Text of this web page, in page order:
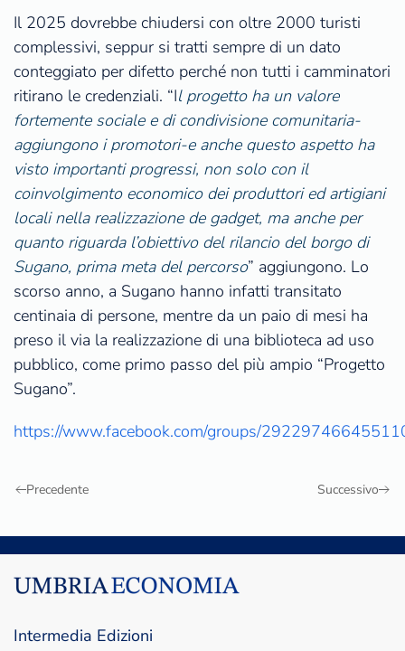
Il 2025 dovrebbe chiudersi con oltre 2000 turisti
complessivi, seppur si tratti sempre di un dato
conteggiato per difetto perché non tutti i camminatori
ritirano le credenziali. “Il progetto ha un valore
fortemente sociale e di condivisione comunitaria-
aggiungono i promotori-e anche questo aspetto ha
visto importanti progressi, non solo con il
coinvolgimento economico dei produttori ed artigiani
locali nella realizzazione de gadget, ma anche per
quanto riguarda l’obiettivo del rilancio del borgo di
Sugano, prima meta del percorso” aggiungono. Lo
scorso anno, a Sugano hanno infatti transitato
centinaia di persone, mentre da un paio di mesi ha
preso il via la realizzazione di una biblioteca ad uso
pubblico, come primo passo del più ampio “Progetto
Sugano”.
https://www.facebook.com/groups/
Precedente Successivo
Intermedia Edizioni